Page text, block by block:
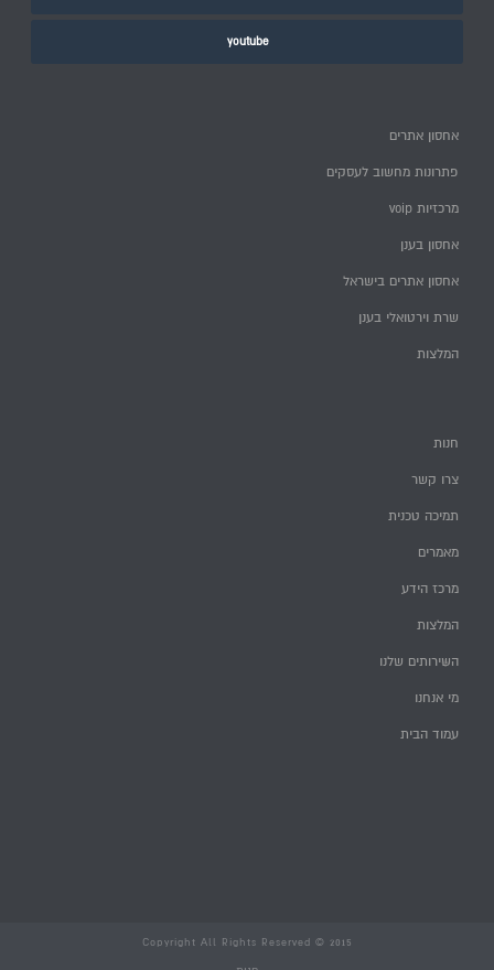
youtube
אחסון אתרים
פתרונות מחשוב לעסקים
מרכזיות voip
אחסון בענן
אחסון אתרים בישראל
שרת וירטואלי בענן
המלצות
חנות
צרו קשר
תמיכה טכנית
מאמרים
מרכז הידע
המלצות
השירותים שלנו
מי אנחנו
עמוד הבית
Copyright All Rights Reserved © 2015